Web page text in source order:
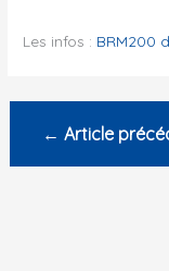
Les infos : BRM200
← Article